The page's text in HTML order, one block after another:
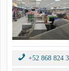
+52 868 824